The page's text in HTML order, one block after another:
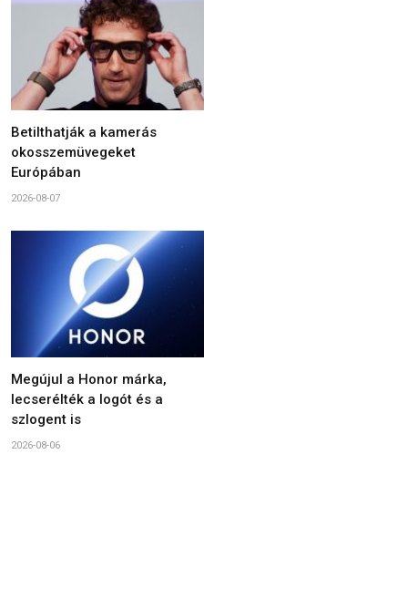
Betilthatják a kamerás
okosszemüvegeket
Európában
2026-08-07
Megújul a Honor márka,
lecserélték a logót és a
szlogent is
2026-08-06